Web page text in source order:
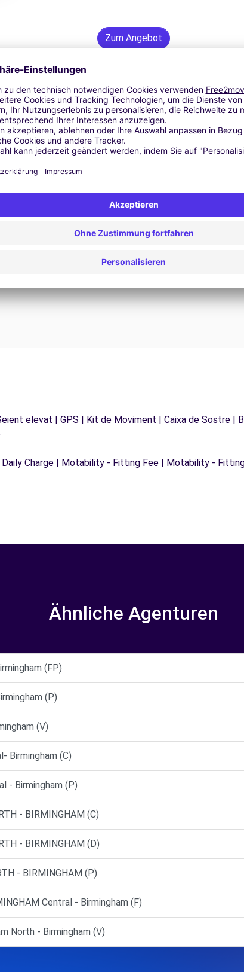
Zum Angebot
24/7 Unterstützung
Probleme auf der Straße? Unser Support-Service
unterbrechungsfreie Reise zu gewährleisten.
elevat | GPS | Kit de Moviment | Caixa de Sostre |
Charge | Motability - Fitting Fee | Motability -
Ähnliche Agenturen
(FP)
(P)
(V)
Birmingham (C)
- Birmingham (P)
- BIRMINGHAM (C)
- BIRMINGHAM (D)
- BIRMINGHAM (P)
Central - Birmingham (F)
North - Birmingham (V)